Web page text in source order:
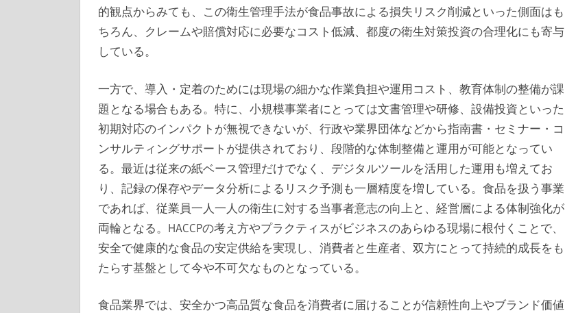
的観点からみても、この衛生管理手法が食品事故による損失リスク削減といった側面はも
ちろん、クレームや賠償対応に必要なコスト低減、都度の衛生対策投資の合理化にも寄与
している。
一方で、導入・定着のためには現場の細かな作業負担や運用コスト、教育体制の整備が課
題となる場合もある。特に、小規模事業者にとっては文書管理や研修、設備投資といった
初期対応のインパクトが無視できないが、行政や業界団体などから指南書・セミナー・コ
ンサルティングサポートが提供されており、段階的な体制整備と運用が可能となってい
る。最近は従来の紙ベース管理だけでなく、デジタルツールを活用した運用も増えてお
り、記録の保存やデータ分析によるリスク予測も一層精度を増している。食品を扱う事業
であれば、従業員一人一人の衛生に対する当事者意志の向上と、経営層による体制強化が
両輪となる。HACCPの考え方やプラクティスがビジネスのあらゆる現場に根付くことで、
安全で健康的な食品の安定供給を実現し、消費者と生産者、双方にとって持続的成長をも
たらす基盤として今や不可欠なものとなっている。
食品業界では、安全かつ高品質な食品を消費者に届けることが信頼性向上やブランド価値